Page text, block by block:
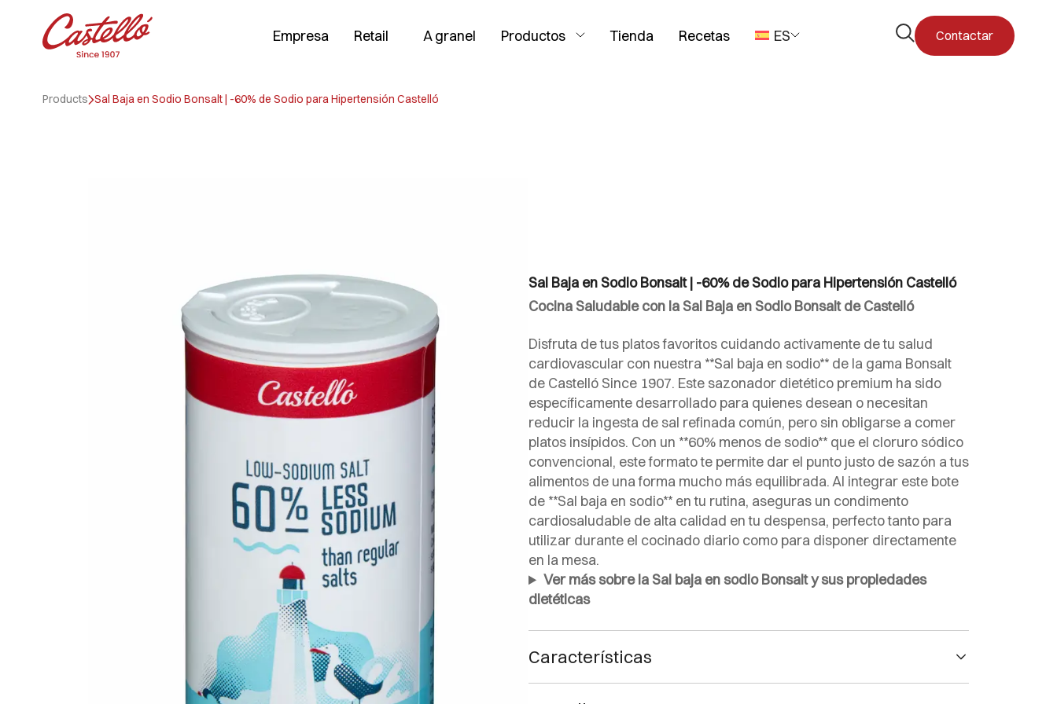
Empresa Retail A granel Productos Tienda Recetas ES
AbrirContactar
Products Sal Baja en Sodio Bonsalt | -60% de Sodio para Hipertensión Castelló
Sal Baja en Sodio Bonsalt | -60% de Sodio para Hipertensión Castelló
Cocina Saludable con la Sal Baja en Sodio Bonsalt de Castelló
Disfruta de tus platos favoritos cuidando activamente de tu salud
cardiovascular con nuestra **Sal baja en sodio** de la gama Bonsalt
de Castelló Since 1907. Este sazonador dietético premium ha sido
específicamente desarrollado para quienes desean o necesitan
reducir la ingesta de sal refinada común, pero sin obligarse a comer
platos insípidos. Con un **60% menos de sodio** que el cloruro sódico
convencional, este formato te permite dar el punto justo de sazón a tus
alimentos de una forma mucho más equilibrada. Al integrar este bote
de **Sal baja en sodio** en tu rutina, aseguras un condimento
cardiosaludable de alta calidad en tu despensa, perfecto tanto para
utilizar durante el cocinado diario como para disponer directamente
en la mesa.
Ver más sobre la Sal baja en sodio Bonsalt y sus propiedades
dietéticas
Características